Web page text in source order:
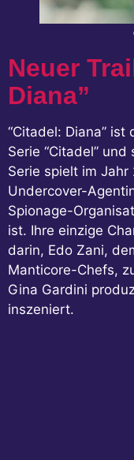
Neuer
Diana”
“Citadel: Diana”
Serie “Citadel”
Serie spielt im
Undercover-
Spionage-
ist. Ihre einzige
darin, Edo Zani,
Manticore-Chefs,
Gina Gardini
inszeniert.